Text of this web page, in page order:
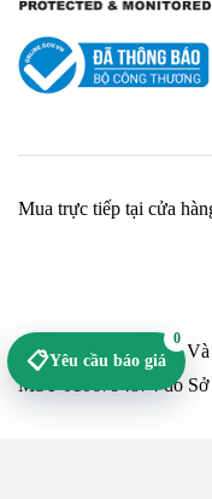
Cty TNHH Sản Xuất
MST 0106794874 do
Mua trực tiếp tại cửa
📋Yêu cầu báo giá
0